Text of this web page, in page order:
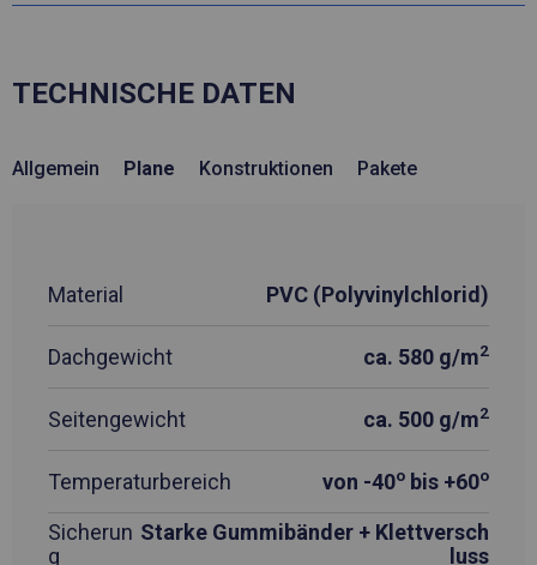
TECHNISCHE DATEN
Allgemein Plane Konstruktionen Pakete
Material PVC (Polyvinylchlorid)
Dachgewicht ca. 580 g/m2
Seitengewicht ca. 500 g/m2
Temperaturbereich von -40o bis +60o
Sicherun
g
Starke Gummibänder + Klettversch
luss